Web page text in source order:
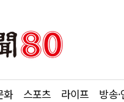
화 스포츠 라이프 방송